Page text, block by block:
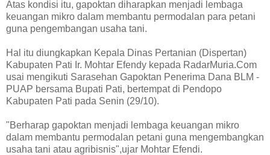
Atas kondisi itu, gapoktan diharapkan menjadi lembaga
keuangan mikro dalam membantu permodalan para petani
guna pengembangan usaha tani.
Hal itu diungkapkan Kepala Dinas Pertanian (Dispertan)
Kabupaten Pati Ir. Mohtar Efendy kepada RadarMuria.Com
usai mengikuti Sarasehan Gapoktan Penerima Dana BLM -
PUAP bersama Bupati Pati, bertempat di Pendopo
Kabupaten Pati pada Senin (29/10).
"Berharap gapoktan menjadi lembaga keuangan mikro
dalam membantu permodalan petani guna mengembangkan
usaha tani atau agribisnis",ujar Mohtar Efendi.